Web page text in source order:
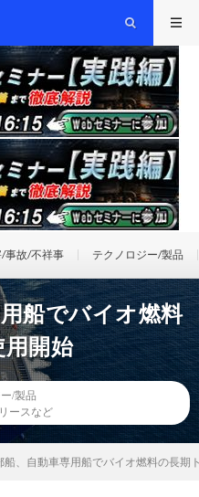
/事故/不祥事 テクノロジー/製品
船でバイオ燃料
開始
/製品
ースなど
船、自動車専用船でバイオ燃料の長期